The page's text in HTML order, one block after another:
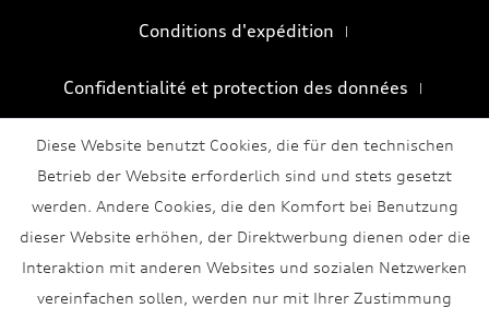
Conditions d'expédition
Confidentialité et protection des données
Conditions générales Mentions légales
Diese Website benutzt Cookies, die für den technischen
Betrieb der Website erforderlich sind und stets gesetzt
werden. Andere Cookies, die den Komfort bei Benutzung
dieser Website erhöhen, der Direktwerbung dienen oder die
Interaktion mit anderen Websites und sozialen Netzwerken
vereinfachen sollen, werden nur mit Ihrer Zustimmung